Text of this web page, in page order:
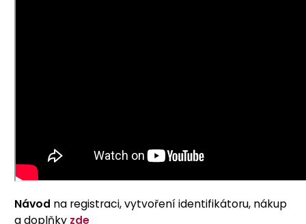
Návod na registraci, vytvoření identifikátoru, nákup
a doplňky zde